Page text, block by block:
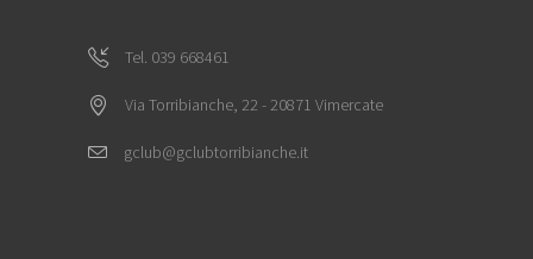
Tel. 039 668461
Via Torribianche, 22 - 20871 Vimercate
gclub@gclubtorribianche.it